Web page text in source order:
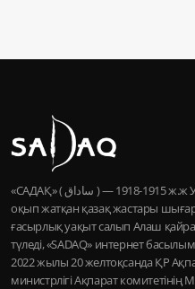
«САДАҚ» ( ساداق ) — 1915-1918 ж.ж Уфадағы «Ғалия» медресесінде
оқып жатқан қазақ жастары
ғасырлық уақыт салып Алаш
түледі, «SADAQ» интернет
2022 жылы 20 желтоқсанда ҚР
министрлігі Ақпарат